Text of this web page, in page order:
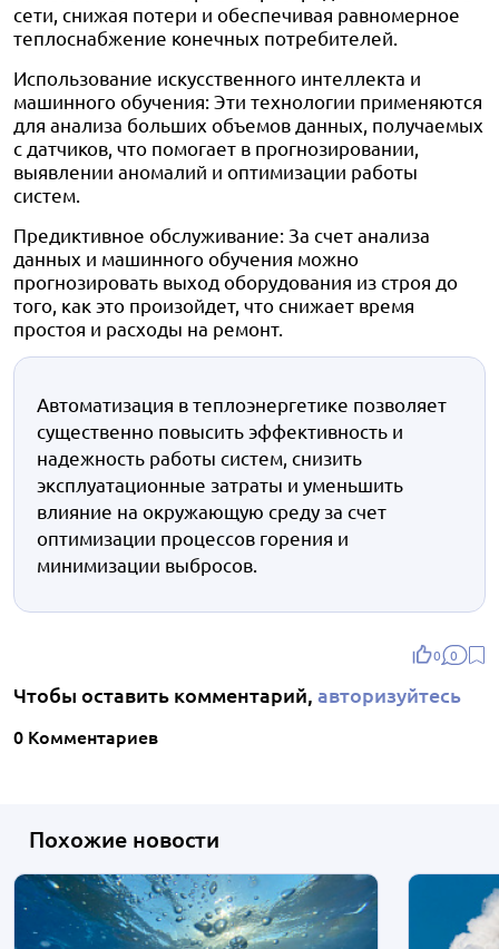
сети, снижая потери и обеспечивая равномерное
теплоснабжение конечных потребителей.
Использование искусственного интеллекта и
машинного обучения: Эти технологии применяются
для анализа больших объемов данных, получаемых
с датчиков, что помогает в прогнозировании,
выявлении аномалий и оптимизации работы
систем.
Предиктивное обслуживание: За счет анализа
данных и машинного обучения можно
прогнозировать выход оборудования из строя до
того, как это произойдет, что снижает время
простоя и расходы на ремонт.
Автоматизация в теплоэнергетике позволяет
существенно повысить эффективность и
надежность работы систем, снизить
эксплуатационные затраты и уменьшить
влияние на окружающую среду за счет
оптимизации процессов горения и
минимизации выбросов.
0 0
Чтобы оставить комментарий, авторизуйтесь
0 Комментариев
Похожие новости